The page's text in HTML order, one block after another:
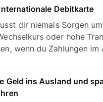
Debitkarte
dir niemals Sorgen
oder hohe
wenn du Zahlungen
Geld ins Ausland und